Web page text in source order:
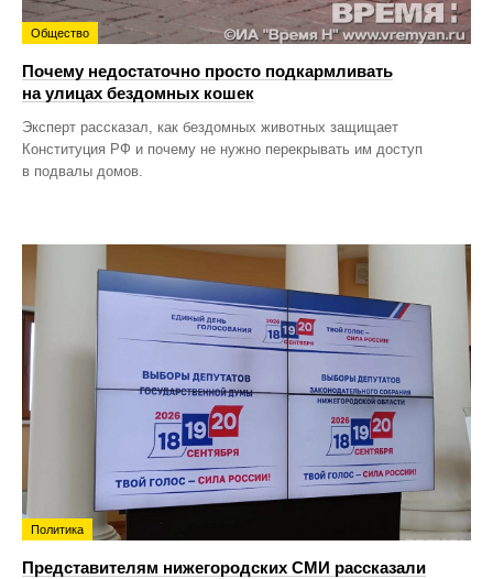
Общество
Почему недостаточно просто подкармливать
на улицах бездомных кошек
Эксперт рассказал, как бездомных животных защищает
Конституция РФ и почему не нужно перекрывать им доступ
в подвалы домов.
Политика
Представителям нижегородских СМИ рассказали